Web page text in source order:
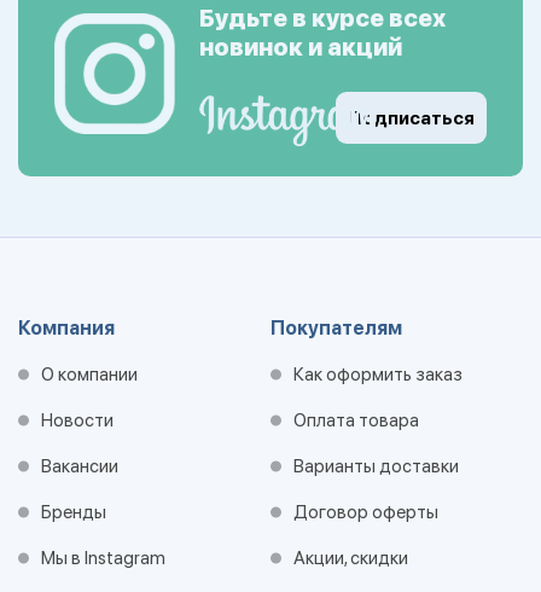
Будьте в курсе всех
новинок и акций
Подписаться
Компания
О компании
Новости
Вакансии
Бренды
Мы в Instagram
Покупателям
Как оформить заказ
Оплата товара
Варианты доставки
Договор оферты
Акции, скидки